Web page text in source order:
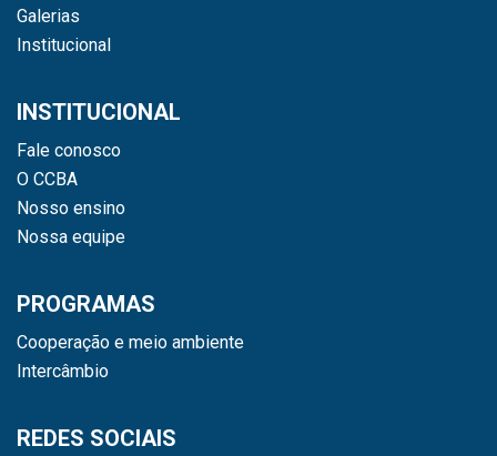
Galerias
Institucional
INSTITUCIONAL
Fale conosco
O CCBA
Nosso ensino
Nossa equipe
PROGRAMAS
Cooperação e meio ambiente
Intercâmbio
REDES SOCIAIS